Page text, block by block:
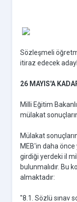
Sözleşmeli
itiraz edecek
26 MAYIS'A
Milli Eğitim
mülakat
Mülakat
MEB'in daha önce
girdiği yerdeki il
bulunmalıdır. Bu
almaktadır:
"8.1. Sözlü sınav